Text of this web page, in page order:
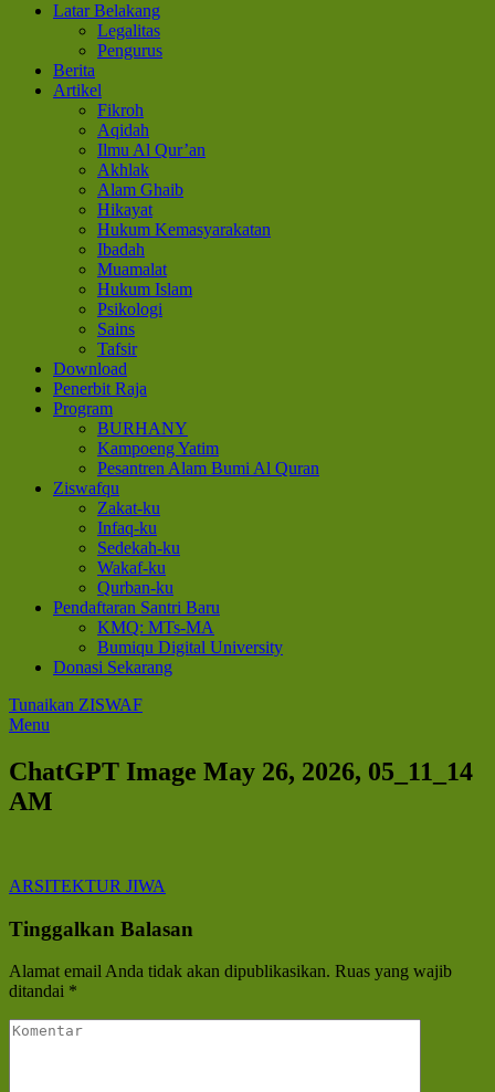
Bumi Al-Quran
Sinergi Untuk Kebahagiaan Dunia-Akhirat
Latar Belakang
Legalitas
Pengurus
Berita
Artikel
Fikroh
Aqidah
Ilmu Al Qur’an
Akhlak
Alam Ghaib
Hikayat
Hukum Kemasyarakatan
Ibadah
Muamalat
Hukum Islam
Psikologi
Sains
Tafsir
Download
Penerbit Raja
Program
BURHANY
Kampoeng Yatim
Pesantren Alam Bumi Al Quran
Ziswafqu
Zakat-ku
Infaq-ku
Sedekah-ku
Wakaf-ku
Qurban-ku
Pendaftaran Santri Baru
KMQ: MTs-MA
Bumiqu Digital University
Donasi Sekarang
Tunaikan ZISWAF
Menu
ChatGPT Image May 26, 2026, 05_11_14
AM
Navigasi
pos
ARSITEKTUR JIWA
Tinggalkan Balasan
Alamat email Anda tidak akan dipublikasikan. Ruas yang wajib
ditandai *
Komentar